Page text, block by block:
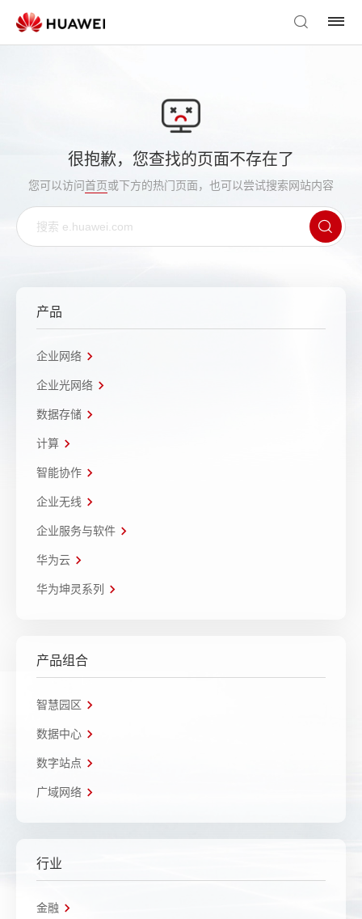
很抱歉，您查找的页面不存在了
您可以访问首页或下方的热门页面，也可以尝试搜索网站内容
产品
企业网络
企业光网络
数据存储
计算
智能协作
企业无线
企业服务与软件
华为云
华为坤灵系列
产品组合
智慧园区
数据中心
数字站点
广域网络
行业
金融